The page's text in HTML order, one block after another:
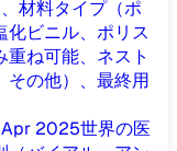
材料タイプ（ポ
化ビニル、ポリス
ね可能、ネスト
その他）、最終用
Apr 2025世界の医